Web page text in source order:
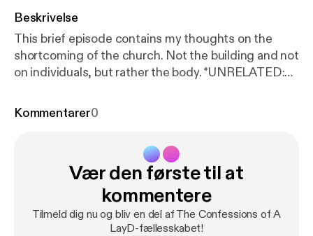
Beskrivelse
This brief episode contains my thoughts on the
shortcoming of the church. Not the building and not
on individuals, but rather the body. *UNRELATED:
better these last 2Qs y’all.* --- Send in a voice
https://podcasters.spotify.com/pod/show/
theconfessionsofalayd/support[https://podcasters.
spotify.com/pod/show/theconfessionsofalayd/sup
port]
Kommentarer0
Vær den første til at
kommentere
Tilmeld dig nu og bliv en del af The Confessions of A
LayD-fællesskabet!